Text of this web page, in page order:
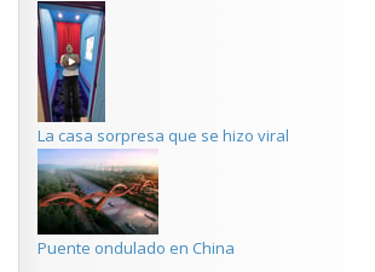
La casa sorpresa que se hizo viral
Puente ondulado en China